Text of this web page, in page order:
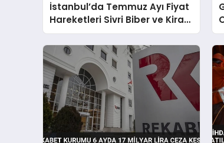
İstanbul’da Temmuz Ayı Fiyat
Hareketleri Sivri Biber ve Kiraz
Öne Çıktı